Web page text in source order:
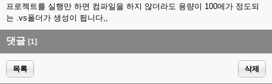
프로젝트를 실행만 하면 컴파일을 하지 않더라도 용량이 100메가 정도되
는 .vs폴더가 생성이 됩니다,,
댓글 [1]
목록 삭제